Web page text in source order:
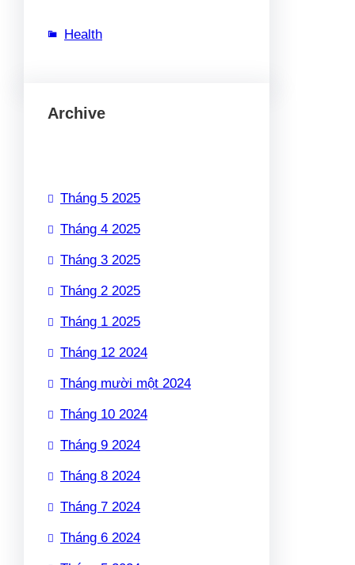
Health
Archive
Tháng 5 2025
Tháng 4 2025
Tháng 3 2025
Tháng 2 2025
Tháng 1 2025
Tháng 12 2024
Tháng mười một 2024
Tháng 10 2024
Tháng 9 2024
Tháng 8 2024
Tháng 7 2024
Tháng 6 2024